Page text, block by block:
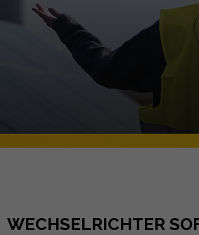
WECHSELRICHTER